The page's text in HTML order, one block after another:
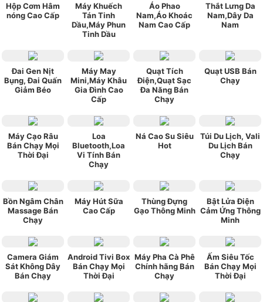
Hộp Cơm Hâm
nóng Cao Cấp
Máy Khuếch
Tán Tinh
Dầu,Máy Phun
Tinh Dầu
Áo Phao
Nam,Áo Khoác
Nam Cao Cấp
Thắt Lưng Da
Nam,Dây Da
Nam
Đai Gen Nịt
Bụng, Đai Quấn
Giảm Béo
Máy May
Mini,Máy Khâu
Gia Đình Cao
Cấp
Quạt Tích
Điện,Quạt Sạc
Đa Năng Bán
Chạy
Quạt USB Bán
Chạy
Máy Cạo Râu
Bán Chạy Mọi
Thời Đại
Loa
Bluetooth,Loa
Vi Tính Bán
Chạy
Ná Cao Su Siêu
Hot
Túi Du Lịch, Vali
Du Lịch Bán
Chạy
Bồn Ngâm Chân
Massage Bán
Chạy
Máy Hút Sữa
Cao Cấp
Thùng Đựng
Gạo Thông Minh
Bật Lửa Điện
Cảm Ứng Thông
Minh
Camera Giám
Sát Không Dây
Bán Chạy
Android Tivi Box
Bán Chạy Mọi
Thời Đại
Máy Pha Cà Phê
Chính hãng Bán
Chạy
Ấm Siêu Tốc
Bán Chạy Mọi
Thời Đại